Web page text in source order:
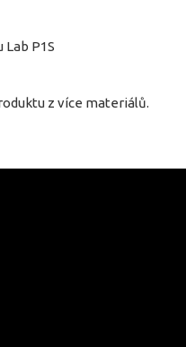
P1S
z více materiálů.